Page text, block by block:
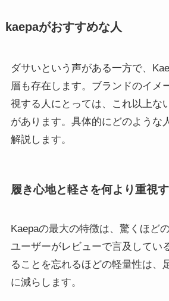
kaepaがおすすめな人
ダサいという声がある一方で、
層も存在します。ブランドのイメ
視する人にとっては、これ以上な
があります。具体的にどのような
解説します。
履き心地と軽さを何より重視
Kaepaの最大の特徴は、驚くほど
ユーザーがレビューで言及してい
ることを忘れるほどの軽量性は、
に減らします。